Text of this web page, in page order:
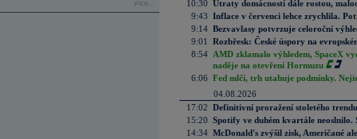
více...
10:30 Útraty domácností dále rostou,
9:43 Inflace v červenci lehce zrychlila.
9:14 Bezvavlasy potvrzuje celoroční
9:01
Rozbřesk: České úspory na
8:54 AMD zklamalo výhledem, SpaceX
naděje na otevření Hormuzu
6:06 Fed mlčí, trh utahuje podmínky.
04.08.2026
17:02 Definitivní proražení stoletého
15:20 Spotify ve duhém kvartále neoslnilo.
14:34 McDonald's zvýšil zisk, Američané